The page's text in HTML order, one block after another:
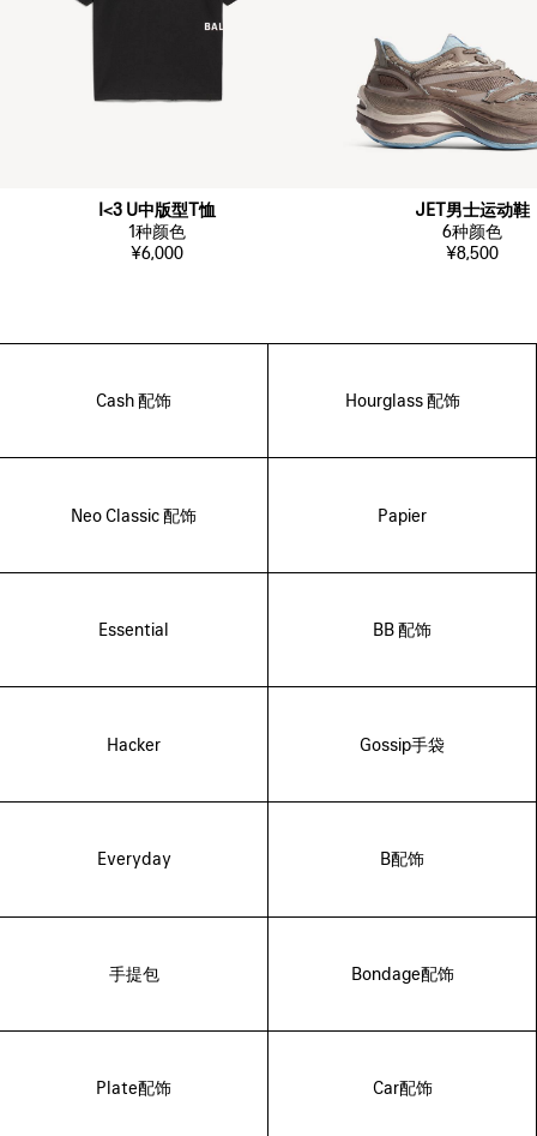
I<3 U中版型T恤
1种颜色
¥6,000
JET男士运动鞋
6种颜色
¥8,500
Cash 配饰 Hourglass 配饰
Neo Classic 配饰 Papier
Essential BB 配饰
Hacker Gossip手袋
Everyday B配饰
手提包 Bondage配饰
Plate配饰 Car配饰